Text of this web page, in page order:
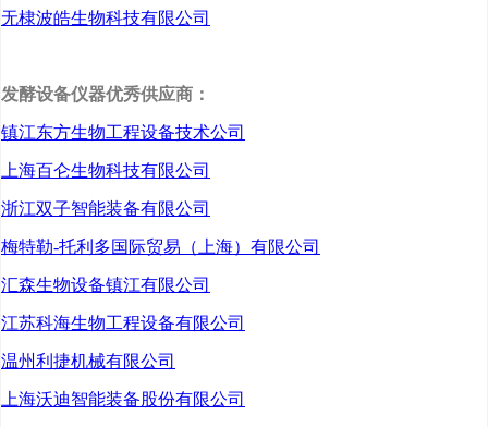
能大农业产业平台，以健
无棣波皓生物科技有限公司
发酵设备仪器优秀供应商：
镇江东方生物工程设备技术公司
上海百仑生物科技有限公司
浙江双子智能装备有限公司
梅特勒-托利多国际贸易（上海）有限公司
汇森生物设备镇江有限公司
江苏科海生物工程设备有限公司
温州利捷机械有限公司
上海沃迪智能装备股份有限公司